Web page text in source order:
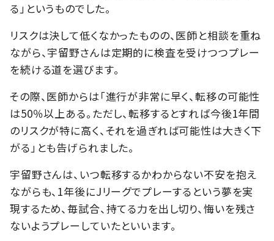
る」というものでした。
リスクは決して低くなかったものの、医師と相談を重ね
ながら、宇留野さんは定期的に検査を受けつつプレー
を続ける道を選びます。
その際、医師からは「進行が非常に早く、転移の可能性
は50％以上ある。ただし、転移するとすれば今後1年間
のリスクが特に高く、それを過ぎれば可能性は大きく下
がる」とも告げられました。
宇留野さんは、いつ転移するかわからない不安を抱え
ながらも、1年後にJリーグでプレーするという夢を実
現するため、毎試合、持てる力を出し切り、悔いを残さ
ないようプレーしていたといいます。